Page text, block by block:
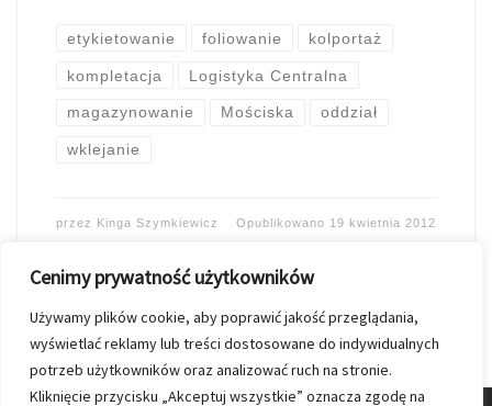
Cenimy prywatność użytkowników
Używamy plików cookie, aby poprawić jakość przeglądania,
wyświetlać reklamy lub treści dostosowane do indywidualnych
potrzeb użytkowników oraz analizować ruch na stronie.
Kliknięcie przycisku „Akceptuj wszystkie” oznacza zgodę na
etykietowanie foliowanie kolportaż
kompletacja Logistyka Centralna
magazynowanie Mościska oddział
wklejanie
przez Kinga Szymkiewicz Opublikowano 19 kwietnia 2012